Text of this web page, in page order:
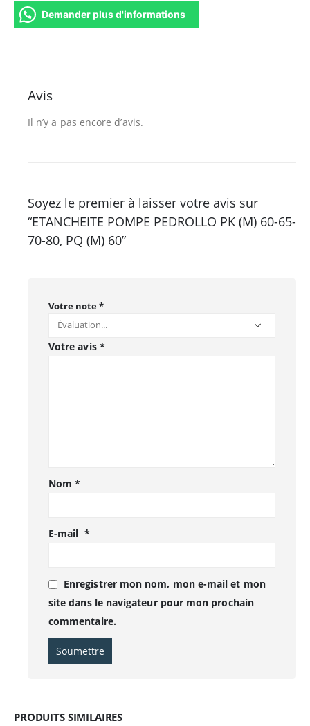
Demander plus d'informations
Avis
Il n’y a pas encore d’avis.
Soyez le premier à laisser votre avis sur
“ETANCHEITE POMPE PEDROLLO PK (M) 60-65-
70-80, PQ (M) 60”
Votre note*
Votre avis *
Nom*
E-mail *
Enregistrer mon nom, mon e-mail et mon
site dans le navigateur pour mon prochain
commentaire.
PRODUITS SIMILAIRES